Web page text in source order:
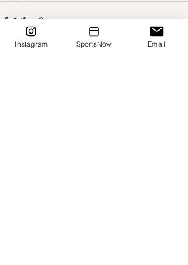
Instagram SportsNow Email